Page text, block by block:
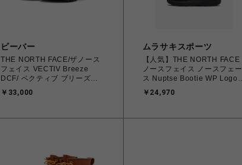
ビーバー
THE NORTH FACE/ザノース
フェイス VECTIV Breeze
DCF/ ベクティブ ブリーズ
￥33,000
ムラサキスポーツ
【人気】THE NORTH FACE
ノースフェイス ノースフェー
ス Nuptse Bootie WP Logo
ーフ KW（TNFブラック×TNF
￥24,970